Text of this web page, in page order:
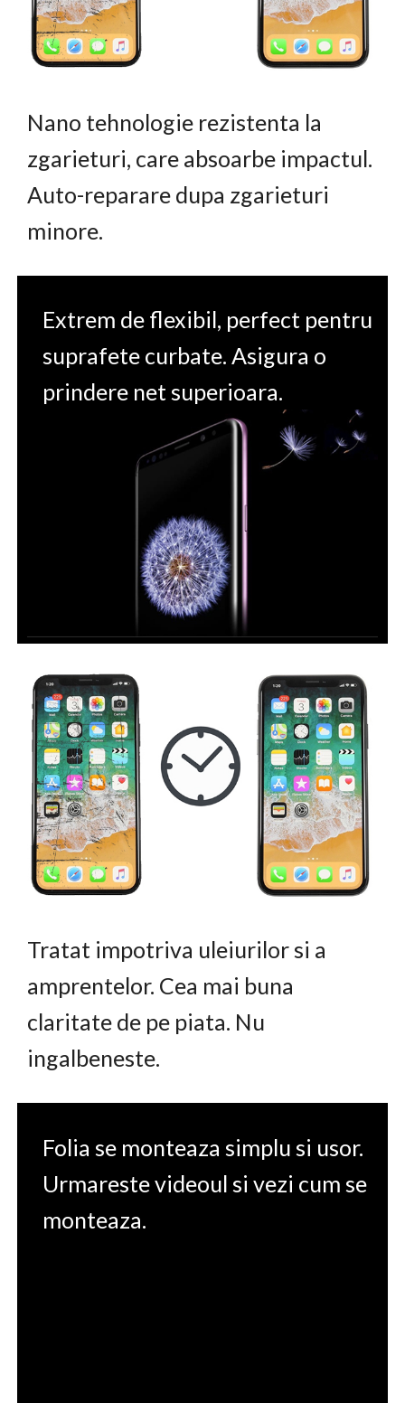
Nano tehnologie rezistenta la
zgarieturi, care absoarbe impactul.
Auto-reparare dupa zgarieturi
minore.
Extrem de flexibil, perfect pentru
suprafete curbate. Asigura o
prindere net superioara.
Tratat impotriva uleiurilor si a
amprentelor. Cea mai buna
claritate de pe piata. Nu
ingalbeneste.
Folia se monteaza simplu si usor.
Urmareste videoul si vezi cum se
monteaza.